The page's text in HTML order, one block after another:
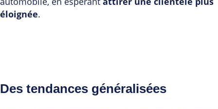
éloignée.
Des tendances généralisées